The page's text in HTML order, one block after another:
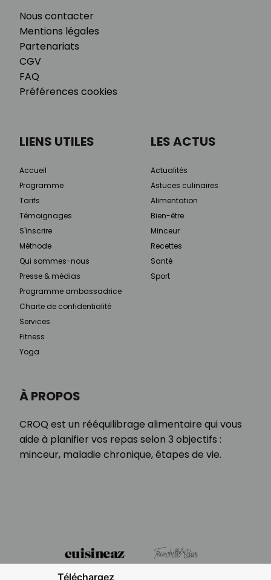
Nous contacter
Mentions légales
Partenariats
CGV
FAQ
Préférences cookies
À PROPOS
CROQ est un rééquilibrage alimentaire qui vous
aide à planifier vos repas selon 3 objectifs :
minceur, maladie chronique, étapes de vie.
LIENS UTILES
Accueil
Programme
Tarifs
Témoignages
S'inscrire
Méthode
Qui sommes-nous
Presse & médias
Programme ambassadrice
Charte de confidentialité
Services
Fitness
Yoga
LES ACTUS
Actualités
Astuces culinaires
Alimentation
Bien-être
Minceur
Recettes
Santé
Sport
Téléchargez